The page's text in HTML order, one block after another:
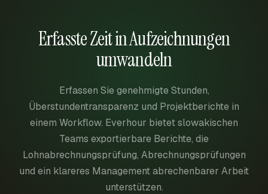
Erfasste Zeit in Aufzeichnungen
umwandeln
Erfassen Sie genehmigte Stunden,
Überstundentransparenz und Projektberichte in
einem Workflow. Everhour bietet slowakischen
Teams exportierbare Berichte, die
Lohnabrechnungsprüfung, Abrechnungsprüfungen
und ein klareres Management abrechenbarer Arbeit
unterstützen.